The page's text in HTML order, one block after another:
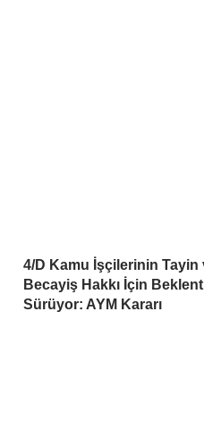
4/D Kamu İşçilerinin Tayin
Becayiş Hakkı İçin
Sürüyor: AYM Kararı